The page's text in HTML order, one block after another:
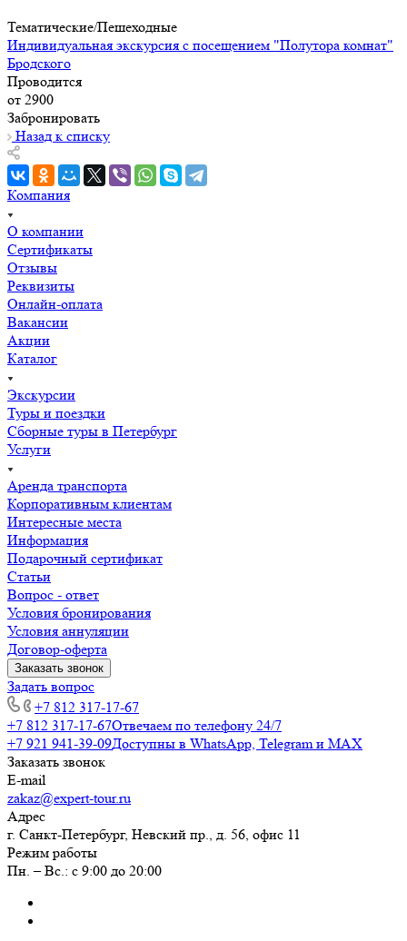
Тематические/Пешеходные
Индивидуальная экскурсия с посещением "Полутора комнат"
Бродского
Проводится
от 2900
Забронировать
Назад к списку
Компания
О компании
Сертификаты
Отзывы
Реквизиты
Онлайн-оплата
Вакансии
Акции
Каталог
Экскурсии
Туры и поездки
Сборные туры в Петербург
Услуги
Аренда транспорта
Корпоративным клиентам
Интересные места
Информация
Подарочный сертификат
Статьи
Вопрос - ответ
Условия бронирования
Условия аннуляции
Договор-оферта
Заказать звонок
Задать вопрос
+7 812 317-17-67
+7 812 317-17-67Отвечаем по телефону 24/7
+7 921 941-39-09Доступны в WhatsApp, Telegram и MAX
Заказать звонок
E-mail
zakaz@expert-tour.ru
Адрес
г. Санкт-Петербург, Невский пр., д. 56, офис 11
Режим работы
Пн. – Вс.: с 9:00 до 20:00